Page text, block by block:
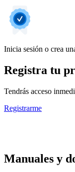
Inicia sesión o crea
Registra tu
Tendrás acceso
Registrarme
Manuales y